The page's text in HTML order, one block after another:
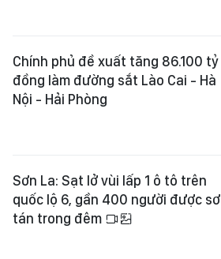
Chính phủ đề xuất tăng 86.100 tỷ
đồng làm đường sắt Lào Cai - Hà
Nội - Hải Phòng
Sơn La: Sạt lở vùi lấp 1 ô tô trên
quốc lộ 6, gần 400 người được sơ
tán trong đêm